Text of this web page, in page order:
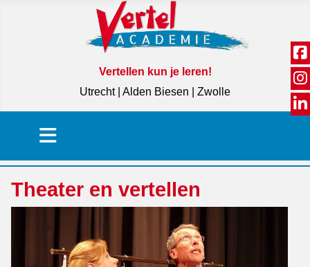
Vertellen kun je leren!
Utrecht | Alden Biesen | Zwolle
Theater en vertellen